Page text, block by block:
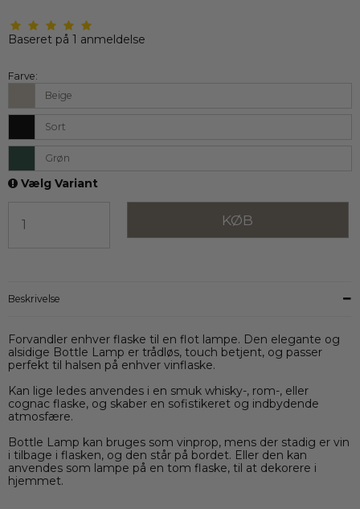
Baseret på 1 anmeldelse
Farve:
Beige
Sort
Grøn
Vælg Variant
KØB
Beskrivelse
Forvandler enhver flaske til en flot lampe. Den elegante og
alsidige Bottle Lamp er trådløs, touch betjent, og passer
perfekt til halsen på enhver vinflaske.
Kan lige ledes anvendes i en smuk whisky-, rom-, eller
cognac flaske, og skaber en sofistikeret og indbydende
atmosfære.
Bottle Lamp kan bruges som vinprop, mens der stadig er vin
i tilbage i flasken, og den står på bordet. Eller den kan
anvendes som lampe på en tom flaske, til at dekorere i
hjemmet.